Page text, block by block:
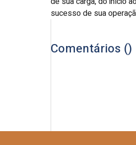
sucesso de sua
Comentários ()